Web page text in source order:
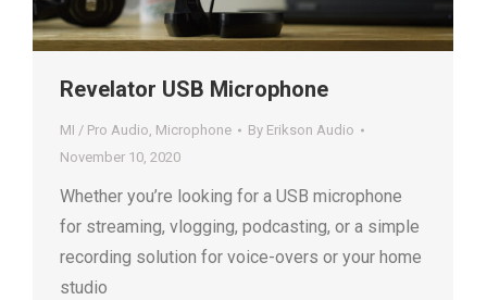
Revelator USB Microphone
MI / Pro Audio, Microphone By Erikson Audio
November 10, 2020
Whether you’re looking for a USB microphone
for streaming, vlogging, podcasting, or a simple
recording solution for voice-overs or your home
studio